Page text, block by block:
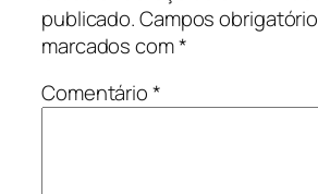
publicado.Campos
marcados com*
Comentário*